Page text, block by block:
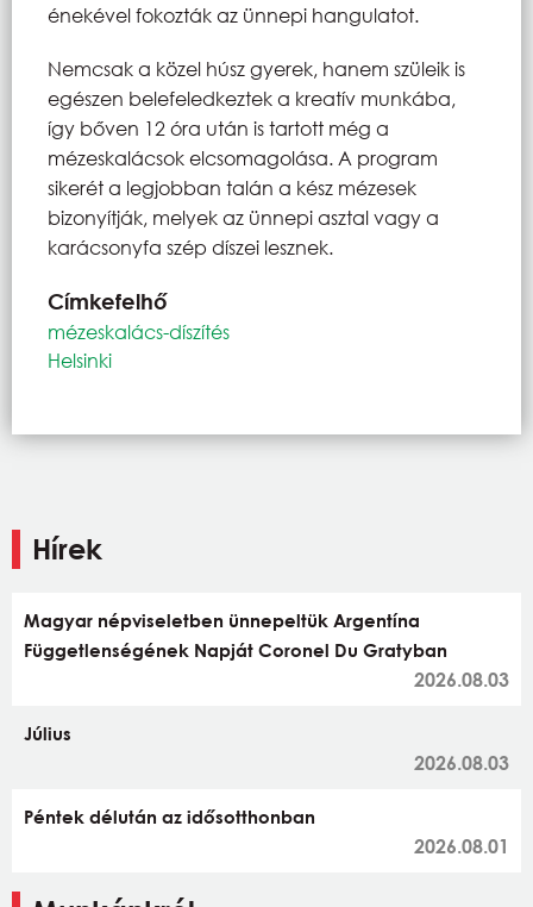
énekével fokozták az ünnepi hangulatot.
Nemcsak a közel húsz gyerek, hanem szüleik is
egészen belefeledkeztek a kreatív munkába,
így bőven 12 óra után is tartott még a
mézeskalácsok elcsomagolása. A program
sikerét a legjobban talán a kész mézesek
bizonyítják, melyek az ünnepi asztal vagy a
karácsonyfa szép díszei lesznek.
Címkefelhő
mézeskalács-díszítés
Helsinki
Hírek
Magyar népviseletben ünnepeltük Argentína
Függetlenségének Napját Coronel Du Gratyban
2026.08.03
Július
2026.08.03
Péntek délután az idősotthonban
2026.08.01